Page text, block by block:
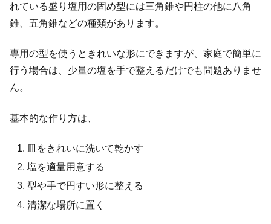
れている盛り塩用の固め型には三角錐や円柱の他に八角
錐、五角錐などの種類があります。
専用の型を使うときれいな形にできますが、家庭で簡単に
行う場合は、少量の塩を手で整えるだけでも問題ありませ
ん。
基本的な作り方は、
皿をきれいに洗いて乾かす
塩を適量用意する
型や手で円すい形に整える
清潔な場所に置く